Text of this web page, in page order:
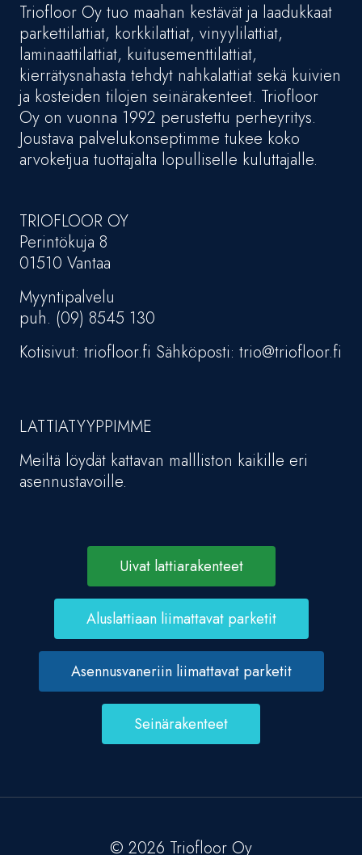
Triofloor Oy tuo maahan kestävät ja laadukkaat
parkettilattiat, korkkilattiat, vinyylilattiat,
laminaattilattiat, kuitusementtilattiat,
kierrätysnahasta tehdyt nahkalattiat sekä kuivien
ja kosteiden tilojen seinärakenteet. Triofloor
Oy on vuonna 1992 perustettu perheyritys.
Joustava palvelukonseptimme tukee koko
arvoketjua tuottajalta lopulliselle kuluttajalle.
TRIOFLOOR OY
Perintökuja 8
01510 Vantaa
Myyntipalvelu
puh. (09) 8545 130
Kotisivut: triofloor.fi Sähköposti: trio@triofloor.fi
LATTIATYYPPIMME
Meiltä löydät kattavan mallliston kaikille eri
asennustavoille.
Uivat lattiarakenteet
Aluslattiaan liimattavat parketit
Asennusvaneriin liimattavat parketit
Seinärakenteet
© 2026 Triofloor Oy